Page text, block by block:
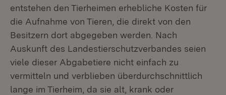
entstehen den Tierheimen erhebliche Kosten für
die Aufnahme von Tieren, die direkt von den
Besitzern dort abgegeben werden. Nach
Auskunft des Landestierschutzverbandes seien
viele dieser Abgabetiere nicht einfach zu
vermitteln und verblieben überdurchschnittlich
lange im Tierheim, da sie alt, krank oder